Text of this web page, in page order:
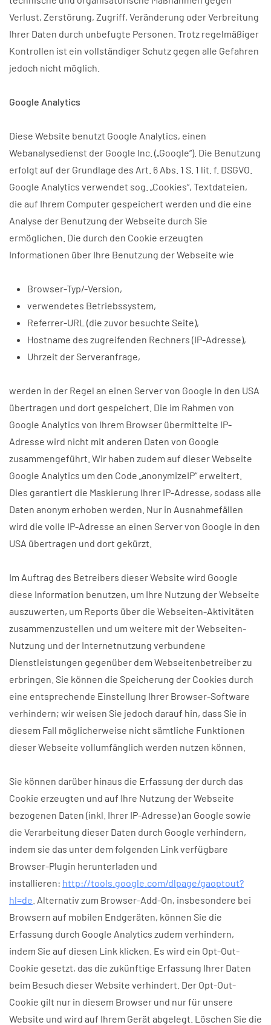
Verlust, Zerstörung, Zugriff, Veränderung oder Verbreitung
Ihrer Daten durch unbefugte Personen. Trotz regelmäßiger
Kontrollen ist ein vollständiger Schutz gegen alle Gefahren
jedoch nicht möglich.
Google Analytics
Diese Website benutzt Google Analytics, einen
Webanalysedienst der Google Inc. („Google“). Die Benutzung
erfolgt auf der Grundlage des Art. 6 Abs. 1 S. 1 lit. f. DSGVO.
Google Analytics verwendet sog. „Cookies“, Textdateien,
die auf Ihrem Computer gespeichert werden und die eine
Analyse der Benutzung der Webseite durch Sie
ermöglichen. Die durch den Cookie erzeugten
Informationen über Ihre Benutzung der Webseite wie
Browser-Typ/-Version,
verwendetes Betriebssystem,
Referrer-URL (die zuvor besuchte Seite),
Hostname des zugreifenden Rechners (IP-Adresse),
Uhrzeit der Serveranfrage,
werden in der Regel an einen Server von Google in den USA
übertragen und dort gespeichert. Die im Rahmen von
Google Analytics von Ihrem Browser übermittelte IP-
Adresse wird nicht mit anderen Daten von Google
zusammengeführt. Wir haben zudem auf dieser Webseite
Google Analytics um den Code „anonymizeIP“ erweitert.
Dies garantiert die Maskierung Ihrer IP-Adresse, sodass alle
Daten anonym erhoben werden. Nur in Ausnahmefällen
wird die volle IP-Adresse an einen Server von Google in den
USA übertragen und dort gekürzt.
Im Auftrag des Betreibers dieser Website wird Google
diese Information benutzen, um Ihre Nutzung der Webseite
auszuwerten, um Reports über die Webseiten-Aktivitäten
zusammenzustellen und um weitere mit der Webseiten-
Nutzung und der Internetnutzung verbundene
Dienstleistungen gegenüber dem Webseitenbetreiber zu
erbringen. Sie können die Speicherung der Cookies durch
eine entsprechende Einstellung Ihrer Browser-Software
verhindern; wir weisen Sie jedoch darauf hin, dass Sie in
diesem Fall möglicherweise nicht sämtliche Funktionen
dieser Webseite vollumfänglich werden nutzen können.
Sie können darüber hinaus die Erfassung der durch das
Cookie erzeugten und auf Ihre Nutzung der Webseite
bezogenen Daten (inkl. Ihrer IP-Adresse) an Google sowie
die Verarbeitung dieser Daten durch Google verhindern,
indem sie das unter dem folgenden Link verfügbare
Browser-Plugin herunterladen und
installieren: http://tools.google.com/dlpage/gaoptout?
hl=de . Alternativ zum Browser-Add-On, insbesondere bei
Browsern auf mobilen Endgeräten, können Sie die
Erfassung durch Google Analytics zudem verhindern,
indem Sie auf diesen Link klicken. Es wird ein Opt-Out-
Cookie gesetzt, das die zukünftige Erfassung Ihrer Daten
beim Besuch dieser Website verhindert. Der Opt-Out-
Cookie gilt nur in diesem Browser und nur für unsere
Website und wird auf Ihrem Gerät abgelegt. Löschen Sie die